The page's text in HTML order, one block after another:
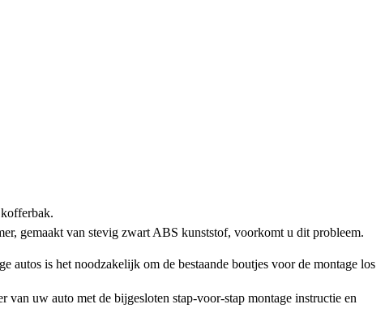
gemaakt van stevig zwart ABS kunststof, voorkomt u dit probleem.
is het noodzakelijk om de bestaande boutjes voor de montage los
uw auto met de bijgesloten stap-voor-stap montage instructie en